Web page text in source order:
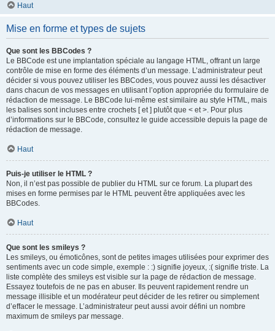
Haut
Mise en forme et types de sujets
Que sont les BBCodes ?
Le BBCode est une implantation spéciale au langage HTML, offrant un large
contrôle de mise en forme des éléments d’un message. L’administrateur peut
décider si vous pouvez utiliser les BBCodes, vous pouvez aussi les désactiver
dans chacun de vos messages en utilisant l’option appropriée du formulaire de
rédaction de message. Le BBCode lui-même est similaire au style HTML, mais
les balises sont incluses entre crochets [ et ] plutôt que < et >. Pour plus
d’informations sur le BBCode, consultez le guide accessible depuis la page de
rédaction de message.
Haut
Puis-je utiliser le HTML ?
Non, il n’est pas possible de publier du HTML sur ce forum. La plupart des
mises en forme permises par le HTML peuvent être appliquées avec les
BBCodes.
Haut
Que sont les smileys ?
Les smileys, ou émoticônes, sont de petites images utilisées pour exprimer des
sentiments avec un code simple, exemple : :) signifie joyeux, :( signifie triste. La
liste complète des smileys est visible sur la page de rédaction de message.
Essayez toutefois de ne pas en abuser. Ils peuvent rapidement rendre un
message illisible et un modérateur peut décider de les retirer ou simplement
d’effacer le message. L’administrateur peut aussi avoir défini un nombre
maximum de smileys par message.